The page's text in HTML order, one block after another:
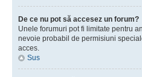
De ce nu pot să accesez un forum?
Unele forumuri pot fi limitate pentru
nevoie probabil de permisiuni
acces.
Sus